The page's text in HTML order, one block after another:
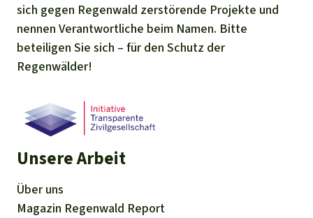
sich gegen Regenwald zerstörende Projekte und
nennen Verantwortliche beim Namen. Bitte
beteiligen Sie sich – für den Schutz der
Regenwälder!
Unsere Arbeit
Über uns
Magazin Regenwald Report